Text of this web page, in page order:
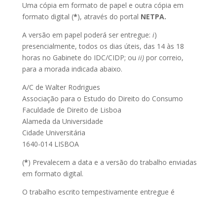
Uma cópia em formato de papel e outra cópia em
formato digital (*), através do portal NETPA.
A versão em papel poderá ser entregue: i)
presencialmente, todos os dias úteis, das 14 às 18
horas no Gabinete do IDC/CIDP; ou ii)por correio,
para a morada indicada abaixo.
A/C de Walter Rodrigues
Associação para o Estudo do Direito do Consumo
Faculdade de Direito de Lisboa
Alameda da Universidade
Cidade Universitária
1640-014 LISBOA
(*) Prevalecem a data e a versão do trabalho enviadas
em formato digital.
O trabalho escrito tempestivamente entregue é